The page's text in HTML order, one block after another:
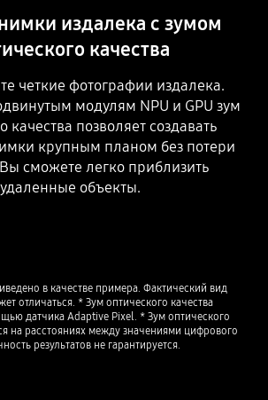
издалека с зумом
качества
четкие фотографии издалека.
модулям NPU и GPU зум
качества позволяет создавать
крупным планом без потери
сможете легко приблизить
удаленные объекты.
в качестве примера. Фактический вид
отличаться. * Зум оптического качества
датчика Adaptive Pixel. * Зум оптического
на расстояниях между значениями цифрового
результатов не гарантируется.